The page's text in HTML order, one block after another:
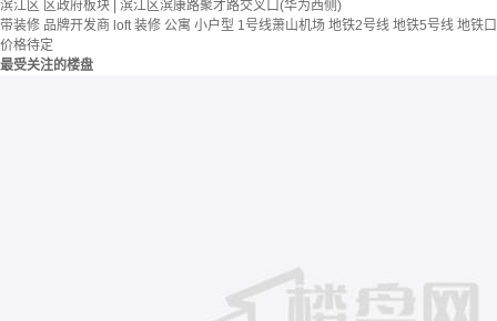
滨江区 区政府板块 | 滨江区滨康路聚才路交叉口(华为西侧)
带装修 品牌开发商 loft 装修 公寓 小户型 1号线萧山机场 地铁2号线 地铁5号线 地铁口
价格待定
最受关注的楼盘